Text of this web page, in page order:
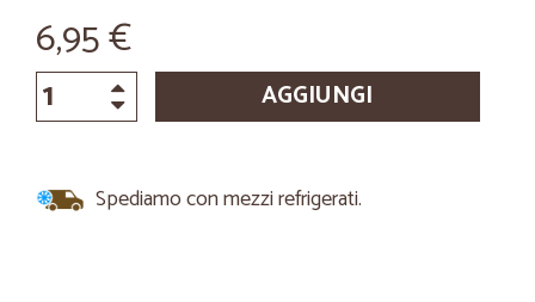
6,95 €
AGGIUNGI
Spediamo con mezzi refrigerati.